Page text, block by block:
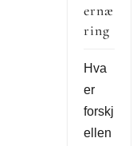
ernæ
ring
Hva
er
forskj
ellen